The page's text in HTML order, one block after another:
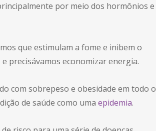
por meio dos hormônios e
que estimulam a fome e inibem o
precisávamos economizar energia.
com sobrepeso e obesidade em todo o
de saúde como uma epidemia.